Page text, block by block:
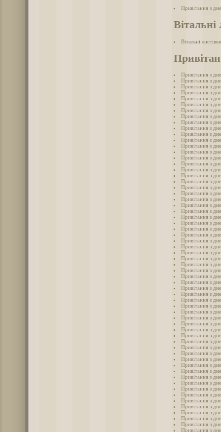
Привітання з
Вітальні
Вітальні
Привітання з
Привітання з
Привітання з
Привітання з
Привітання з
Привітання з
Привітання з
Привітання з
Привітання з
Привітання з
Привітання з
Привітання з
Привітання з
Привітання з
Привітання з
Привітання з
Привітання з
Привітання з
Привітання з
Привітання з
Привітання з
Привітання з
Привітання з
Привітання з
Привітання з
Привітання з
Привітання з
Привітання з
Привітання з
Привітання з
Привітання з
Привітання з
Привітання з
Привітання з
Привітання з
Привітання з
Привітання з
Привітання з
Привітання з
Привітання з
Привітання з
Привітання з
Привітання з
Привітання з
Привітання з
Привітання з
Привітання з
Привітання з
Привітання з
Привітання з
Привітання з
Привітання з
Привітання з
Привітання з
Привітання з
Привітання з
Привітання з
Привітання з
Привітання з
Привітання з
Привітання з